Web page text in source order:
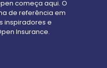
começa aqui. O
de referência em
inspiradores e
Insurance.